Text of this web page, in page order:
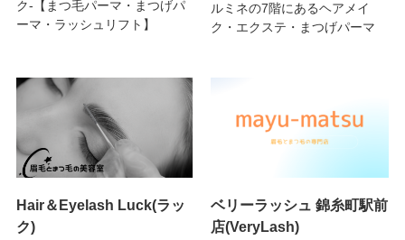
ク-【まつ毛パーマ・まつげパ
ーマ・ラッシュリフト】
ルミネの7階にあるヘアメイ
ク・エクステ・まつげパーマ
Hair＆Eyelash Luck(ラッ
ク)
ベリーラッシュ 錦糸町駅前
店(VeryLash)